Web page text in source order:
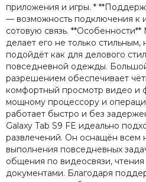
приложения и игры. *
— возможность подключения к
сотовую связь.
делает его не только
подойдёт как для делового
повседневной одежды.
разрешением обеспечивает
комфортный просмотр видео и
мощному процессору и
работает быстро и без
Galaxy Tab S9 FE идеально
развлечений. Он оснащён всем
выполнения повседневных
общения по видеосвязи,
документами. Благодаря